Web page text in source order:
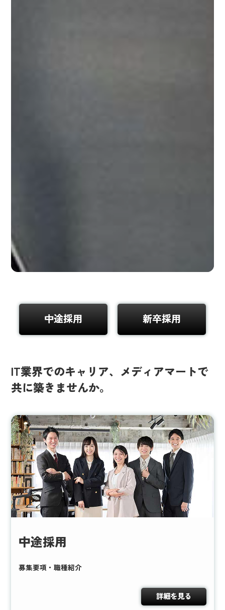
中途採用 新卒採用
IT業界でのキャリア、メディアマートで
共に築きませんか。
中途採用
募集要項・職種紹介
詳細を見る